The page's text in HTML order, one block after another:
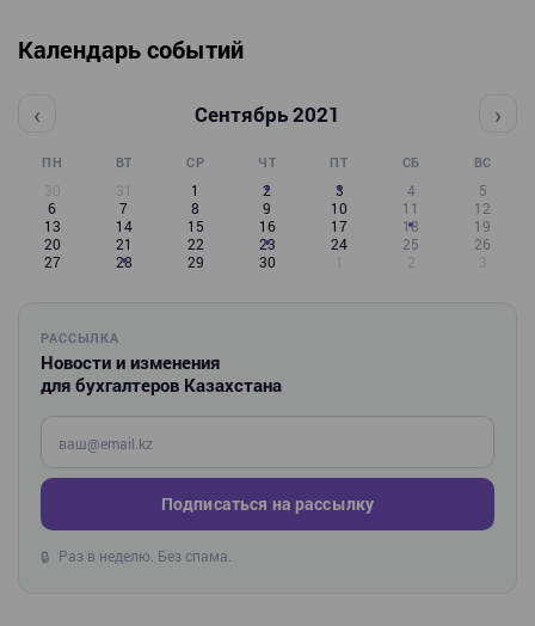
Календарь событий
‹ Сентябрь 2021 ›
ПН ВТ СР ЧТ ПТ СБ ВС
30 31 1 2 3 4
5
6
7 8 9 10 11
12
13
14 15 16 17 18
19
20
21 22 23 24 25
26
27
28 29 30 1 2 3
РАССЫЛКА
Новости и изменения
для бухгалтеров Казахстана
Введите ваш e-mail
Подписаться на рассылку
🔒 Раз в неделю. Без спама.